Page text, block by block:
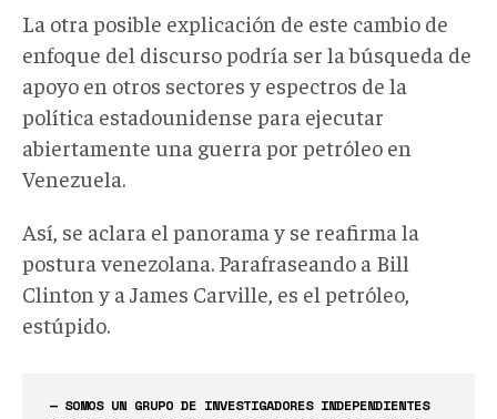
La otra posible explicación de este cambio de
enfoque del discurso podría ser la búsqueda de
apoyo en otros sectores y espectros de la
política estadounidense para ejecutar
abiertamente una guerra por petróleo en
Venezuela.
Así, se aclara el panorama y se reafirma la
postura venezolana. Parafraseando a Bill
Clinton y a James Carville, es el petróleo,
estúpido.
— SOMOS UN GRUPO DE INVESTIGADORES INDEPENDIENTES